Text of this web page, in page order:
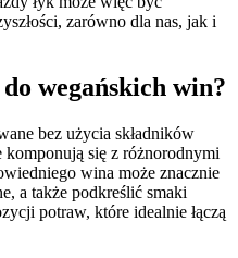
zarówno dla nas, jak i
wegańskich win?
bez użycia składników
się z różnorodnymi
wina może znacznie
a także podkreślić smaki
potraw, które idealnie łączą